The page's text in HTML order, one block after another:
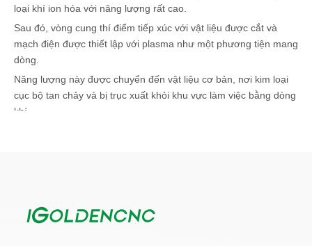
loại khí ion hóa với năng lượng rất cao.
Sau đó, vòng cung thí điểm tiếp xúc với vật liệu được cắt và
mạch điện được thiết lập với plasma như một phương tiện mang
dòng.
Năng lượng này được chuyển đến vật liệu cơ bản, nơi kim loại
cục bộ tan chảy và bị trục xuất khỏi khu vực làm việc bằng dòng
khí.